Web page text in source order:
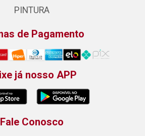
PINTURA
de Pagamento
já nosso APP
Fale Conosco